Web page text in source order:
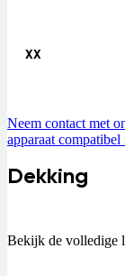
XX
Neem contact met
apparaat compatibel
Dekking
Bekijk de volledige